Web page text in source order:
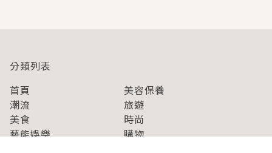
分類列表
首頁
美容保養
潮流
旅遊
美食
時尚
藝能娛樂
購物